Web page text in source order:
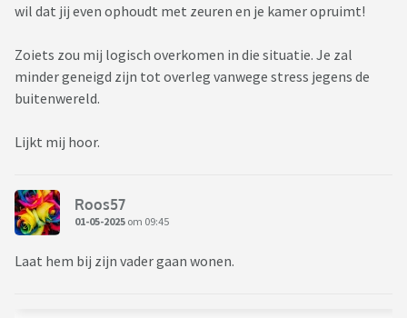
wil dat jij even ophoudt met zeuren en je kamer opruimt!
Zoiets zou mij logisch overkomen in die situatie. Je zal
minder geneigd zijn tot overleg vanwege stress jegens de
buitenwereld.
Lijkt mij hoor.
Roos57
01-05-2025 om 09:45
Laat hem bij zijn vader gaan wonen.